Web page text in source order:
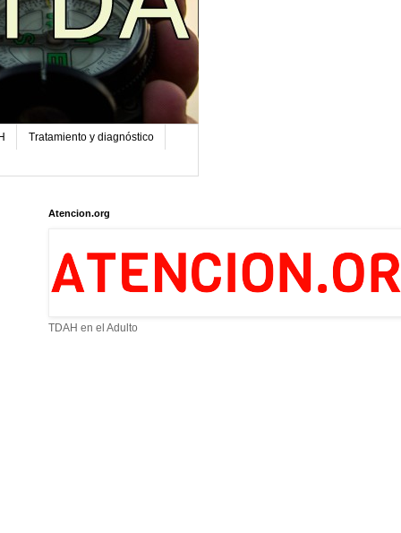
Tratamiento y diagnóstico
Atencion.org
TDAH en el Adulto